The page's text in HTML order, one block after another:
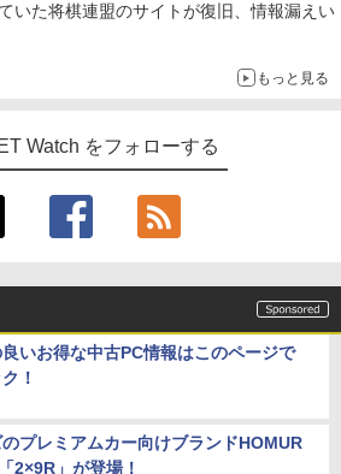
いた将棋連盟のサイトが復旧、情報漏えい
もっと見る
Watch をフォローする
いお得な中古PC情報はこのページで
！
のプレミアムカー向けブランドHOMUR
2×9R」が登場！